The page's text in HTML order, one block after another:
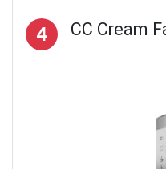
4 CC Cream